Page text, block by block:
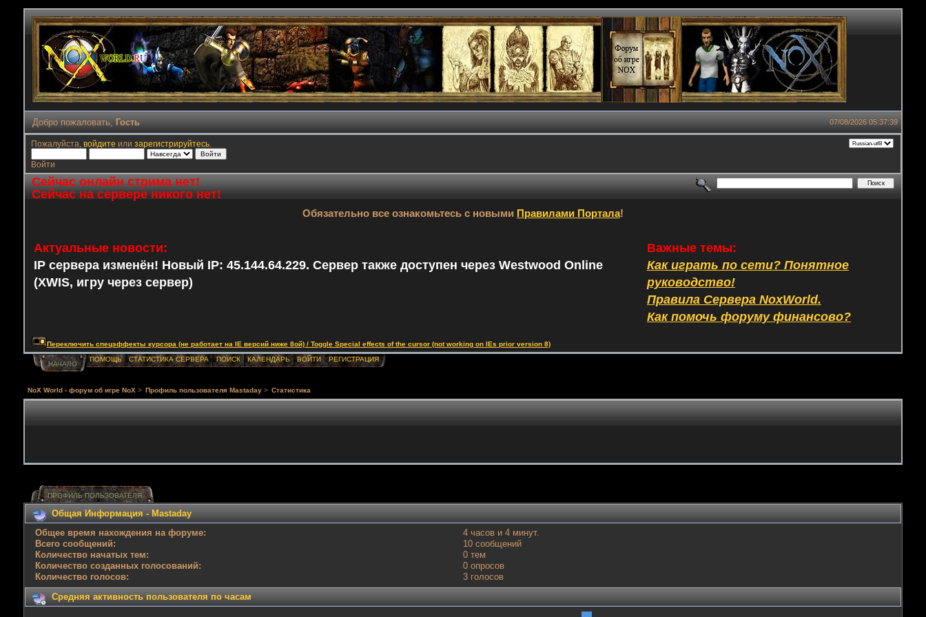
07/08/2026 05:37:39
Добро пожаловать, Гость
Пожалуйста, войдите или зарегистрируйтесь.
Войти
Сейчас онлайн стрима нет!
Сейчас на сервере никого нет!
Обязательно все ознакомьтесь с новыми Правилами Портала!
Актуальные новости:
IP сервера изменён! Новый IP: 45.144.64.229. Сервер также доступен через Westwood Online
(XWIS, игру через сервер)
Важные темы:
Как играть по сети? Понятное
руководство!
Правила Сервера NoxWorld.
Как помочь форуму финансово?
Переключить спецэффекты курсора (не работает на IE версий ниже 8ой) / Toggle Special effects of the cursor (not working on IEs prior version 8)
НАЧАЛО
ПОМОЩЬ СТАТИСТИКА СЕРВЕРА ПОИСК КАЛЕНДАРЬ ВОЙТИ РЕГИСТРАЦИЯ
NoX World - форум об игре NoX > Профиль пользователя Mastaday > Статистика
ПРОФИЛЬ ПОЛЬЗОВАТЕЛЯ
Общая Информация - Mastaday
Общее время нахождения на форуме:
4 часов и 4 минут.
Всего сообщений:
10 сообщений
Количество начатых тем:
0 тем
Количество созданных голосований:
0 опросов
Количество голосов:
3 голосов
Средняя активность пользователя по часам